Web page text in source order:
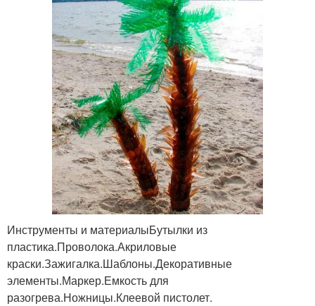
Инструменты и материалыБутылки из
пластика.Проволока.Акриловые
краски.Зажигалка.Шаблоны.Декоративные
элементы.Маркер.Емкость для
разогрева.Ножницы.Клеевой пистолет.